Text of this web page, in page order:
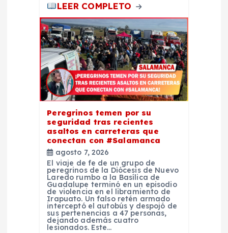
LEER COMPLETO
Peregrinos temen por su
seguridad tras recientes
asaltos en carreteras que
conectan con #Salamanca
agosto 7, 2026
El viaje de fe de un grupo de
peregrinos de la Diócesis de Nuevo
Laredo rumbo a la Basílica de
Guadalupe terminó en un episodio
de violencia en el libramiento de
Irapuato. Un falso retén armado
interceptó el autobús y despojó de
sus pertenencias a 47 personas,
dejando además cuatro
lesionados. Este…